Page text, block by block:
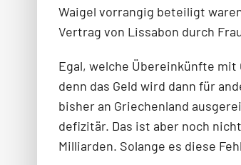
Waigel vorrangig beteiligt
Vertrag von Lissabon durch
Egal, welche Übereinkünfte mit
denn das Geld wird dann für
bisher an Griechenland
defizitär. Das ist aber noch
Milliarden. Solange es diese